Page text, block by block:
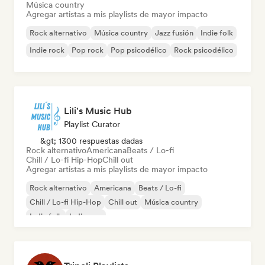
Música country
Agregar artistas a mis playlists de mayor impacto
Rock alternativo Música country Jazz fusión
Indie folk
Indie rock
Pop rock Pop psicodélico Rock psicodélico
Lili's Music Hub
Playlist Curator
&gt; 1300 respuestas dadas
Rock alternativoAmericanaBeats / Lo-fi
Chill / Lo-fi Hip-HopChill out
Agregar artistas a mis playlists de mayor impacto
Rock alternativo Americana
Beats / Lo-fi
Chill / Lo-fi Hip-Hop
Chill out
Música country
Indie folk
Indie pop